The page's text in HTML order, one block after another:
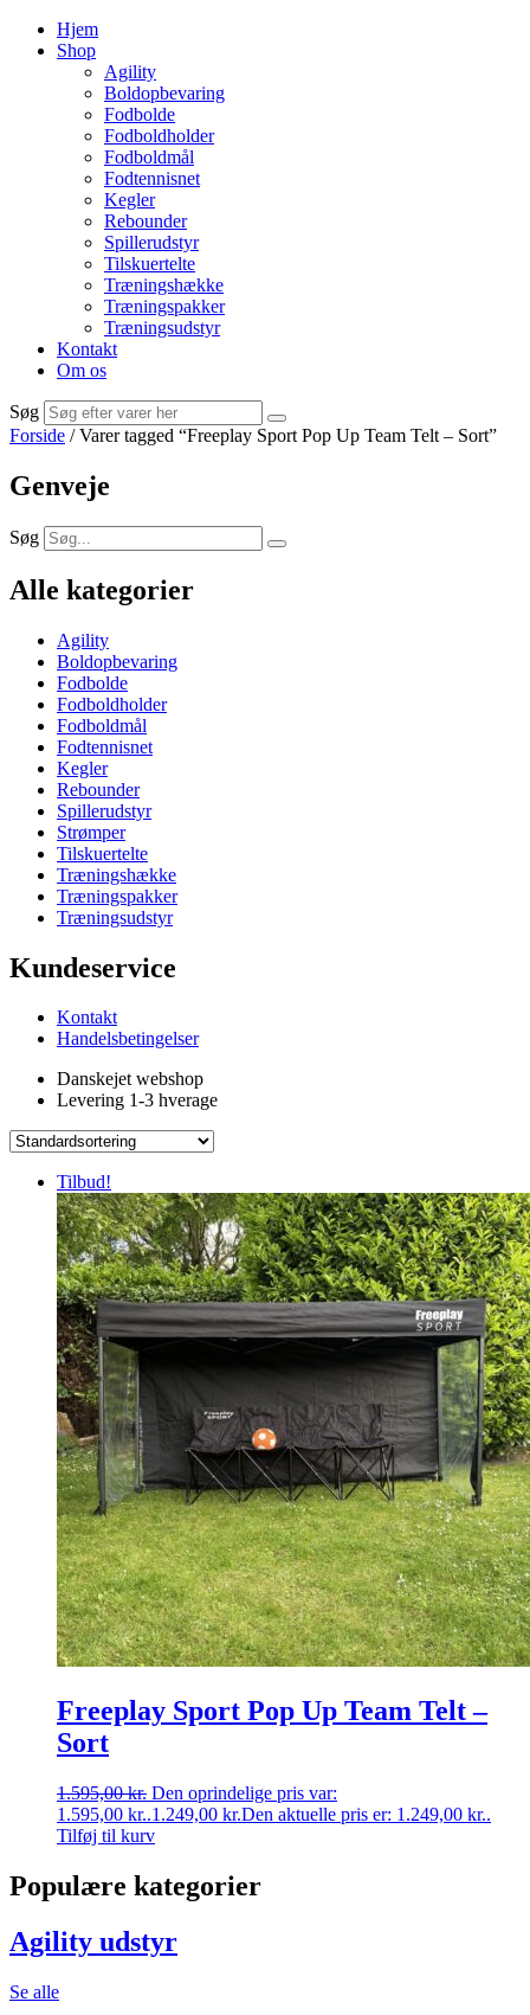
Hjem
Shop
Agility
Boldopbevaring
Fodbolde
Fodboldholder
Fodboldmål
Fodtennisnet
Kegler
Rebounder
Spillerudstyr
Tilskuertelte
Træningshække
Træningspakker
Træningsudstyr
Kontakt
Om os
Søg
Forside / Varer tagged “Freeplay Sport Pop Up Team Telt – Sort”
Genveje
Søg
Alle kategorier
Agility
Boldopbevaring
Fodbolde
Fodboldholder
Fodboldmål
Fodtennisnet
Kegler
Rebounder
Spillerudstyr
Strømper
Tilskuertelte
Træningshække
Træningspakker
Træningsudstyr
Kundeservice
Kontakt
Handelsbetingelser
Danskejet webshop
Levering 1-3 hverage
Tilbud!
Freeplay Sport Pop Up Team Telt –
Sort
1.595,00kr. Den oprindelige pris var:
1.595,00 kr..1.249,00 kr.Den aktuelle pris er: 1.249,00 kr..
Tilføj til kurv
Populære kategorier
Agility udstyr
Se alle